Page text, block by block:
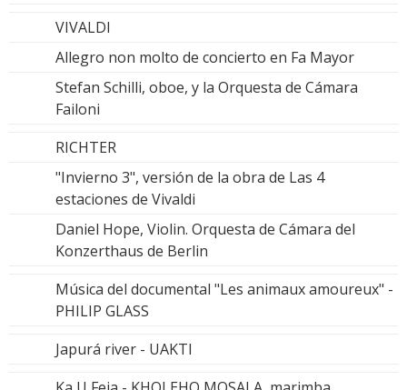
VIVALDI
Allegro non molto de concierto en Fa Mayor
Stefan Schilli, oboe, y la Orquesta de Cámara
Failoni
RICHTER
"Invierno 3", versión de la obra de Las 4
estaciones de Vivaldi
Daniel Hope, Violin. Orquesta de Cámara del
Konzerthaus de Berlin
Música del documental "Les animaux amoureux" -
PHILIP GLASS
Japurá river - UAKTI